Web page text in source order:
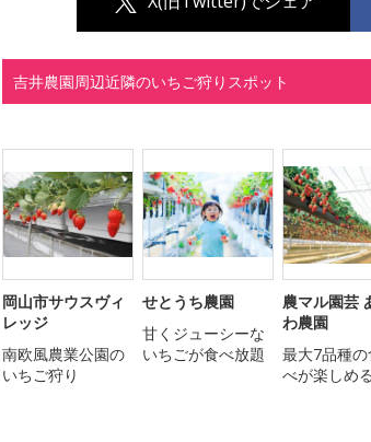
吉井農園周辺近隣のいちご狩りスポット
岡山市サウスヴィ
レッジ
南欧風農業公園の
いちご狩り
せとうち農園
甘くジューシーな
いちごが食べ放題
農マル園芸
わ農園
最大7品種
べが楽しめる